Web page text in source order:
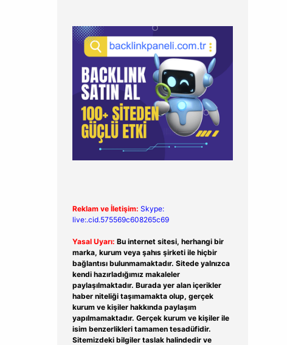
Reklam ve İletişim: Skype:
live:.cid.575569c608265c69
Yasal Uyarı: Bu internet sitesi, herhangi bir
marka, kurum veya şahıs şirketi ile hiçbir
bağlantısı bulunmamaktadır. Sitede yalnızca
kendi hazırladığımız makaleler
paylaşılmaktadır. Burada yer alan içerikler
haber niteliği taşımamakta olup, gerçek
kurum ve kişiler hakkında paylaşım
yapılmamaktadır. Gerçek kurum ve kişiler ile
isim benzerlikleri tamamen tesadüfidir.
Sitemizdeki bilgiler taslak halindedir ve